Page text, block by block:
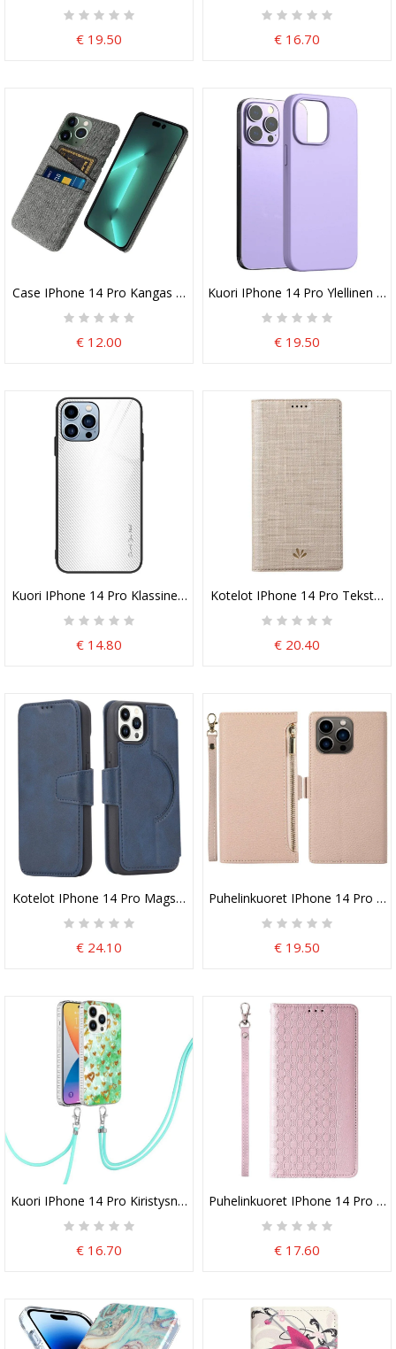
€ 19.50 € 16.70
Case IPhone 14 Pro Kangas Korttipidike
€ 12.00
Kuori IPhone 14 Pro Ylellinen
€ 19.50
Kuori IPhone 14 Pro Klassinen Hiilikuitukarkaistu Lasi
€ 14.80
Kotelot IPhone 14 Pro
€ 20.40
Kotelot IPhone 14 Pro Magsafe-Yhteensopiva
€ 24.10
Puhelinkuoret IPhone 14 Pro
€ 19.50
Kuori IPhone 14 Pro Kiristysnyörillä Tyylikäs Sydämen Kiristysnyöri
€ 16.70
Puhelinkuoret IPhone 14 Pro
€ 17.60